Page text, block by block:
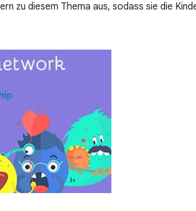
zu diesem Thema aus, sodass sie die